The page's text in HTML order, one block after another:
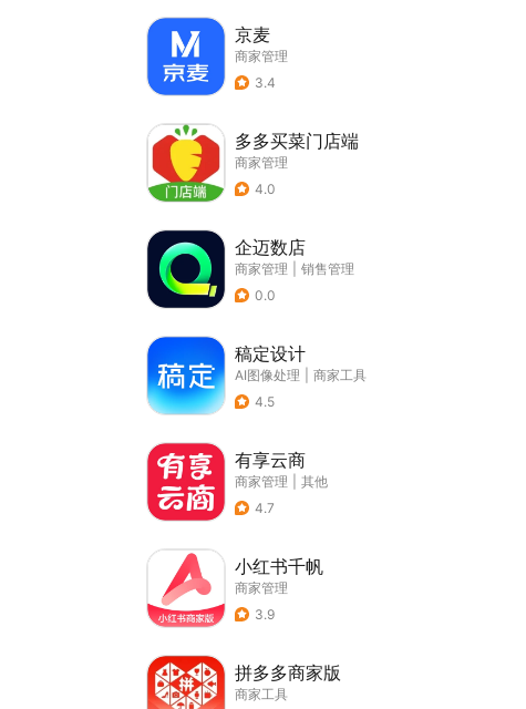
京麦
商家管理
3.4
多多买菜门店端
商家管理
4.0
企迈数店
商家管理
销售管理
0.0
稿定设计
AI图像处理
商家工具
4.5
有享云商
商家管理
其他
4.7
小红书千帆
商家管理
3.9
拼多多商家版
商家工具